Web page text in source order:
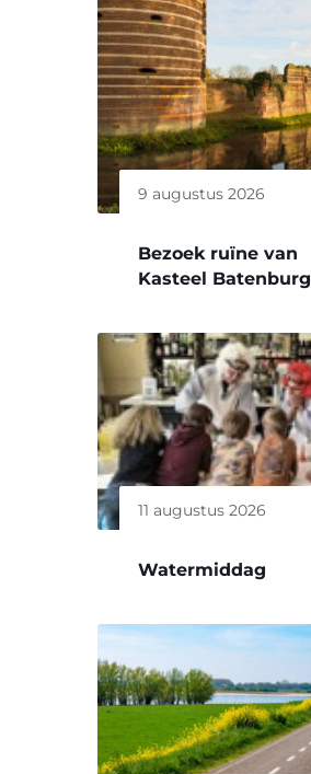
9 augustus 2026
Bezoek ruïne van
Kasteel Batenburg
11 augustus 2026
Watermiddag